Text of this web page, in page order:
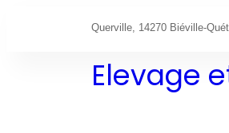
Querville, 14270 Biéville-
Elevage